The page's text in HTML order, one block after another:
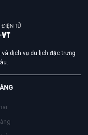
dịch vụ du lịch đặc trưng